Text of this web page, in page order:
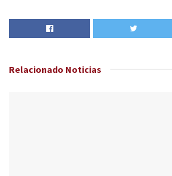
Relacionado Noticias